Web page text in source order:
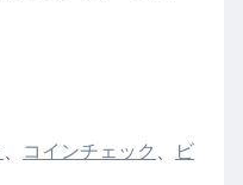
、 コインチェック 、
ビ